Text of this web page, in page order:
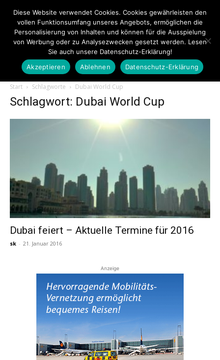
Touristiknews.de
Start Schlagworte Dubai World Cup
Schlagwort: Dubai World Cup
Dubai feiert – Aktuelle Termine für 2016
sk - 21. Januar 2016
Anzeige
Diese Website verwendet Cookies. Cookies gewährleisten den
vollen Funktionsumfang unseres Angebots, ermöglichen die
Personalisierung von Inhalten und können für die Ausspielung
von Werbung oder zu Analysezwecken gesetzt werden. Lesen
Sie auch unsere Datenschutz-Erklärung!
Akzeptieren
Ablehnen Datenschutz-Erklärung